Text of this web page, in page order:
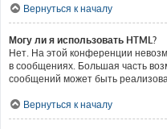
Вернуться к началу
Могу ли я использовать HTML?
Нет. На этой конференции
в сообщениях. Большая часть
сообщений может быть
Вернуться к началу